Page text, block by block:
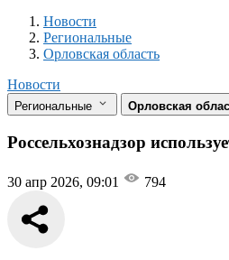
Новости
Разделы
Новости
Региональные
Орловская область
Новости
Региональные Орловская
Россельхознадзор
30 апр 2026, 09:01 794